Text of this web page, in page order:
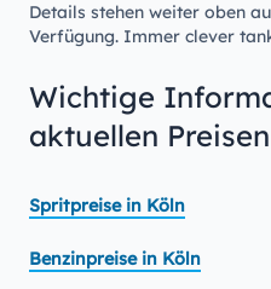
Details stehen weiter oben
Verfügung. Immer clever
Wichtige
aktuellen Preisen
Spritpreise in Köln
Benzinpreise in Köln